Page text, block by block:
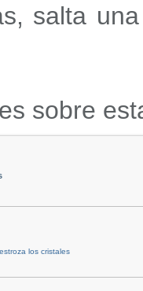
salta
sobre
los cristales